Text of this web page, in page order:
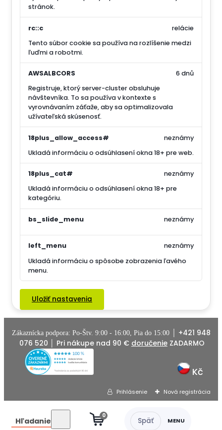
stránok.
rc::c
Tento súbor cookie sa používa na rozlíšenie medzi
ľuďmi a robotmi.
relácie
AWSALBCORS
Registruje, ktorý server-cluster obsluhuje
návštevníka. To sa používa v kontexte s
vyrovnávaním záťaže, aby sa optimalizovala
užívateľská skúsenosť.
6 dnů
18plus_allow_access#
Ukladá informáciu o odsúhlasení okna 18+ pre web.
neznámy
18plus_cat#
Ukladá informáciu o odsúhlasení okna 18+ pre
kategóriu.
neznámy
bs_slide_menu neznámy
left_menu
Ukladá informáciu o spôsobe zobrazenia ľavého
menu.
neznámy
Uložiť nastavenia
Zákaznícka podpora: Po-Štv. 9:00 - 16:00, Pia do 15:00 │ +421 948
076 520
│ Pri nákupe nad 90 € doručenieZADARMO
Kč
Prihlásenie Nová registrácia
Hľadanie
0